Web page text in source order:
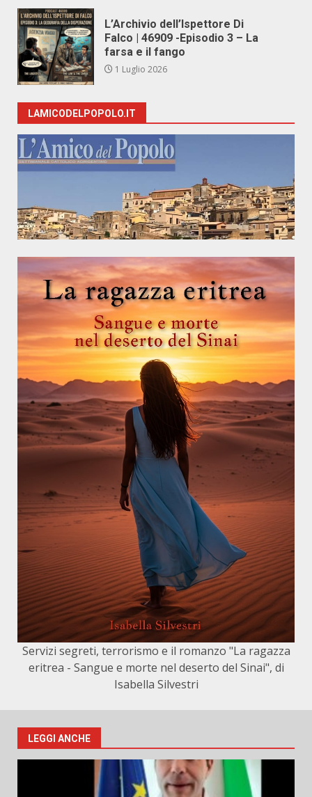
L’Archivio dell’Ispettore Di
Falco | 46909 -Episodio 3 – La
farsa e il fango
1 Luglio 2026
LAMICODELPOPOLO.IT
Servizi segreti, terrorismo e il romanzo "La ragazza
eritrea - Sangue e morte nel deserto del Sinai", di
Isabella Silvestri
LEGGI ANCHE